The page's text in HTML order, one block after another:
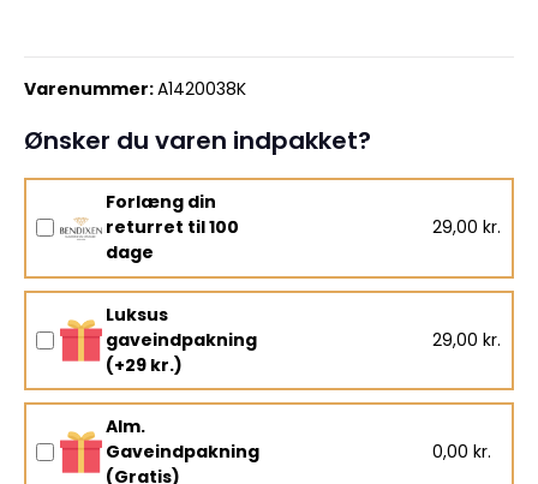
Varenummer:A1420038K
Ønsker du varen indpakket?
Forlæng din
returret til 100
dage
29,00 kr.
Luksus
gaveindpakning
(+29 kr.)
29,00 kr.
Alm.
Gaveindpakning
(Gratis)
0,00 kr.